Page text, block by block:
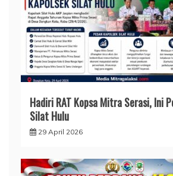
Hadiri RAT Kopsa Mitra Serasi, Ini
Silat Hulu
29 April 2026